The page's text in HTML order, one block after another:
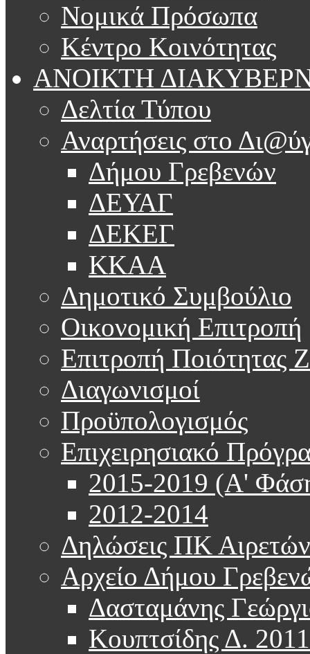
Νομικά Πρόσωπα
Κέντρο Κοινότητας
ΑΝΟΙΚΤΗ
Δελτία Τύπου
Αναρτήσεις στο
Δήμου Γρεβενών
ΔΕΥΑΓ
ΔΕΚΕΓ
ΚΚΑΑ
Δημοτικό Συμβούλιο
Οικονομική Επιτροπή
Επιτροπή Ποιότητας
Διαγωνισμοί
Προϋπολογισμός
Επιχειρησιακό
2015-2019 (Α'
2012-2014
Δηλώσεις ΠΚ Αιρετών
Αρχείο Δήμου
Δασταμάνης
Κουπτσίδης Δ.